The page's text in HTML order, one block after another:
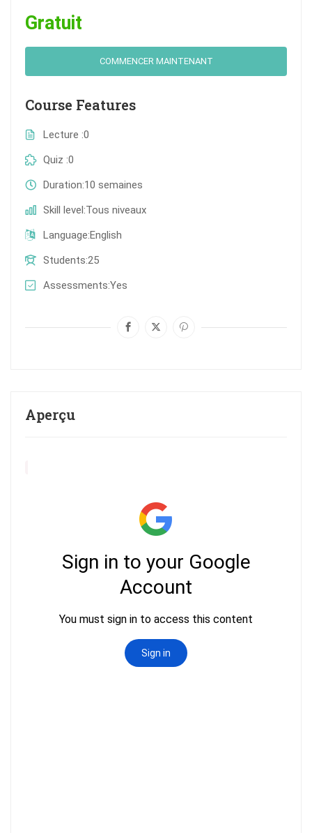
Aperçu
Gratuit
COMMENCER MAINTENANT
Course Features
Lecture 0
Quiz 0
Duration 10 semaines
Skill level Tous niveaux
Language English
Students 25
Assessments Yes